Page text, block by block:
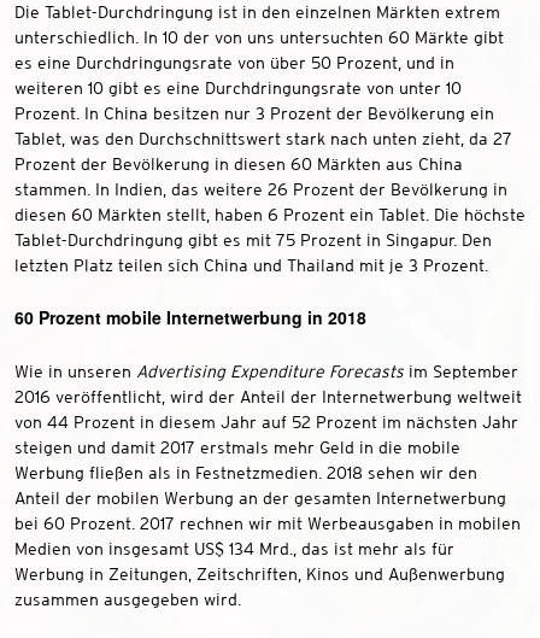
Die Tablet-Durchdringung ist in den einzelnen Märkten extrem
unterschiedlich. In 10 der von uns untersuchten 60 Märkte gibt
es eine Durchdringungsrate von über 50 Prozent, und in
weiteren 10 gibt es eine Durchdringungsrate von unter 10
Prozent. In China besitzen nur 3 Prozent der Bevölkerung ein
Tablet, was den Durchschnittswert stark nach unten zieht, da 27
Prozent der Bevölkerung in diesen 60 Märkten aus China
stammen. In Indien, das weitere 26 Prozent der Bevölkerung in
diesen 60 Märkten stellt, haben 6 Prozent ein Tablet. Die höchste
Tablet-Durchdringung gibt es mit 75 Prozent in Singapur. Den
letzten Platz teilen sich China und Thailand mit je 3 Prozent.
60 Prozent mobile Internetwerbung in 2018
Wie in unseren Advertising Expenditure Forecasts im September
2016 veröffentlicht, wird der Anteil der Internetwerbung weltweit
von 44 Prozent in diesem Jahr auf 52 Prozent im nächsten Jahr
steigen und damit 2017 erstmals mehr Geld in die mobile
Werbung fließen als in Festnetzmedien. 2018 sehen wir den
Anteil der mobilen Werbung an der gesamten Internetwerbung
bei 60 Prozent. 2017 rechnen wir mit Werbeausgaben in mobilen
Medien von insgesamt US$ 134 Mrd., das ist mehr als für
Werbung in Zeitungen, Zeitschriften, Kinos und Außenwerbung
zusammen ausgegeben wird.